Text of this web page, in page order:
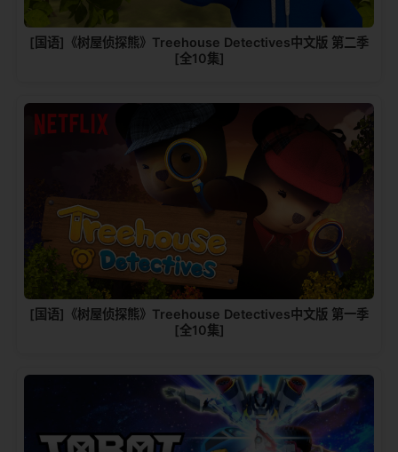
[国语]《树屋侦探熊》Treehouse Detectives中文版 第二季
[全10集]
[国语]《树屋侦探熊》Treehouse Detectives中文版 第一季
[全10集]